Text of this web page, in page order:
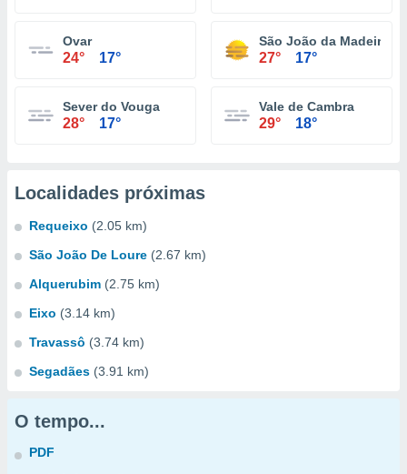
Ovar
24° 17°
São João da Madeira
27° 17°
Sever do Vouga
28° 17°
Vale de Cambra
29° 18°
Localidades próximas
Requeixo (2.05 km)
São João De Loure (2.67 km)
Alquerubim (2.75 km)
Eixo (3.14 km)
Travassô (3.74 km)
Segadães (3.91 km)
O tempo...
PDF